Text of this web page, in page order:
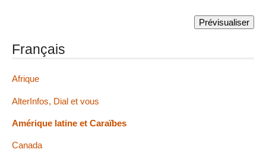
Français
Afrique
AlterInfos, Dial et vous
Amérique latine et Caraïbes
Canada